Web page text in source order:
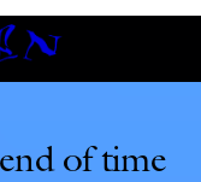
of time